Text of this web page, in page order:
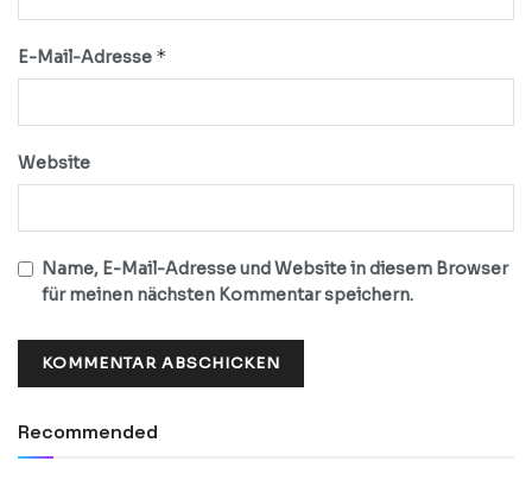
E-Mail-Adresse *
Website
Name, E-Mail-Adresse und Website in diesem Browser
für meinen nächsten Kommentar speichern.
Recommended